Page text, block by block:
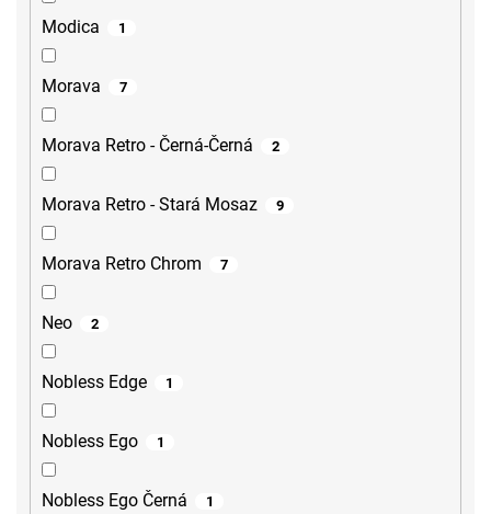
Modica 1
Morava 7
Morava Retro - Černá-Černá 2
Morava Retro - Stará Mosaz 9
Morava Retro Chrom 7
Neo 2
Nobless Edge 1
Nobless Ego 1
Nobless Ego Černá 1